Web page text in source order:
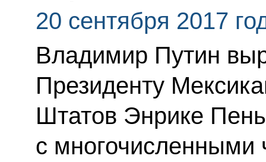
20 сентября 2017
Владимир Путин
Президенту
Штатов Энрике
с многочисленными